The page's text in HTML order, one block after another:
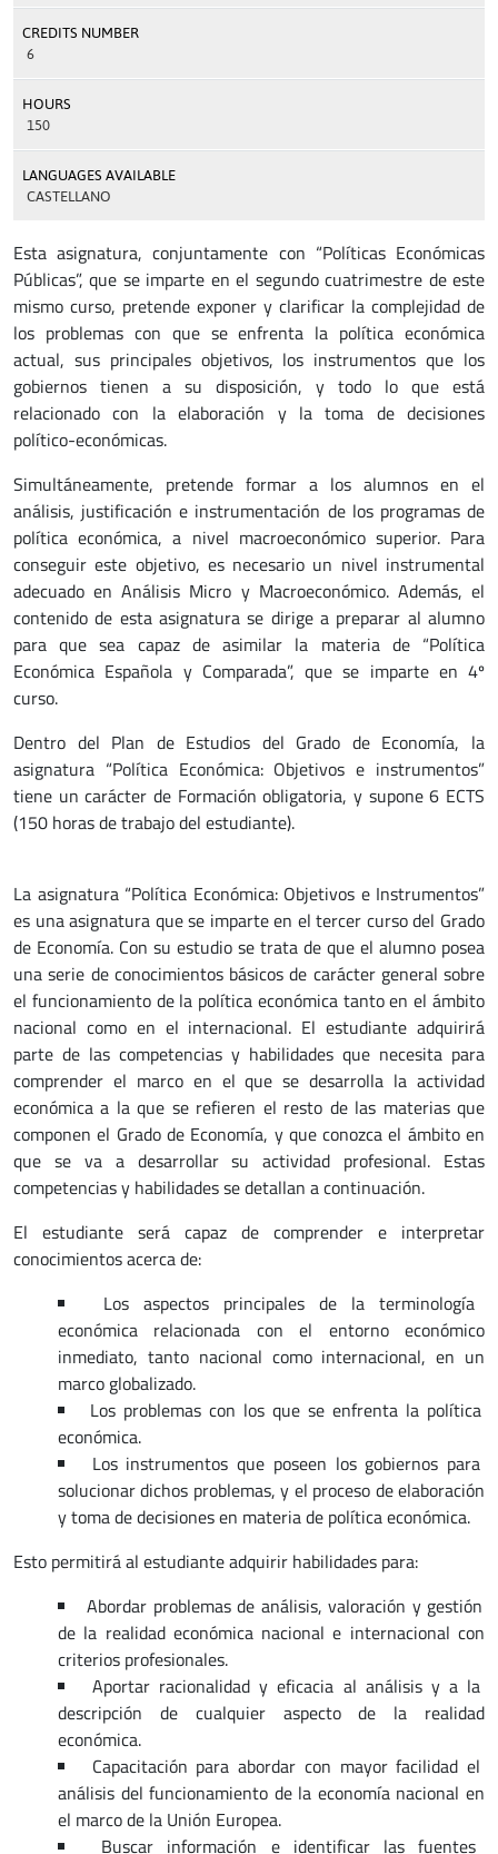
CREDITS NUMBER
6
HOURS
150
LANGUAGES AVAILABLE
CASTELLANO
Esta asignatura, conjuntamente con “Políticas Económicas
Públicas”, que se imparte en el segundo cuatrimestre de este
mismo curso, pretende exponer y clarificar la complejidad de
los problemas con que se enfrenta la política económica
actual, sus principales objetivos, los instrumentos que los
gobiernos tienen a su disposición, y todo lo que está
relacionado con la elaboración y la toma de decisiones
político-económicas.
Simultáneamente, pretende formar a los alumnos en el
análisis, justificación e instrumentación de los programas de
política económica, a nivel macroeconómico superior. Para
conseguir este objetivo, es necesario un nivel instrumental
adecuado en Análisis Micro y Macroeconómico. Además, el
contenido de esta asignatura se dirige a preparar al alumno
para que sea capaz de asimilar la materia de “Política
Económica Española y Comparada”, que se imparte en 4º
curso.
Dentro del Plan de Estudios del Grado de Economía, la
asignatura “Política Económica: Objetivos e instrumentos”
tiene un carácter de Formación obligatoria, y supone 6 ECTS
(150 horas de trabajo del estudiante).
La asignatura “Política Económica: Objetivos e Instrumentos”
es una asignatura que se imparte en el tercer curso del Grado
de Economía. Con su estudio se trata de que el alumno posea
una serie de conocimientos básicos de carácter general sobre
el funcionamiento de la política económica tanto en el ámbito
nacional como en el internacional. El estudiante adquirirá
parte de las competencias y habilidades que necesita para
comprender el marco en el que se desarrolla la actividad
económica a la que se refieren el resto de las materias que
componen el Grado de Economía, y que conozca el ámbito en
que se va a desarrollar su actividad profesional. Estas
competencias y habilidades se detallan a continuación.
El estudiante será capaz de comprender e interpretar
conocimientos acerca de:
Los aspectos principales de la terminología
económica relacionada con el entorno económico
inmediato, tanto nacional como internacional, en un
marco globalizado.
Los problemas con los que se enfrenta la política
económica.
Los instrumentos que poseen los gobiernos para
solucionar dichos problemas, y el proceso de elaboración
y toma de decisiones en materia de política económica.
Esto permitirá al estudiante adquirir habilidades para:
Abordar problemas de análisis, valoración y gestión
de la realidad económica nacional e internacional con
criterios profesionales.
Aportar racionalidad y eficacia al análisis y a la
descripción de cualquier aspecto de la realidad
económica.
Capacitación para abordar con mayor facilidad el
análisis del funcionamiento de la economía nacional en
el marco de la Unión Europea.
Buscar información e identificar las fuentes